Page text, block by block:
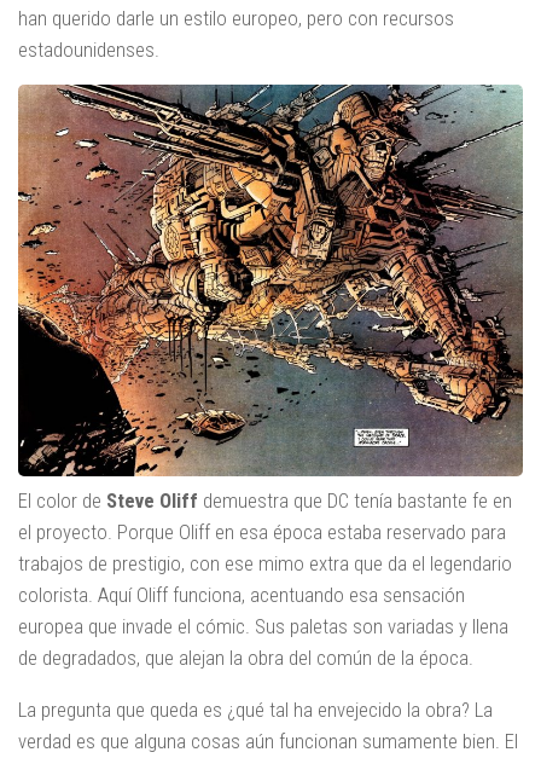
han querido darle un estilo europeo, pero con recursos
estadounidenses.
El color de Steve Oliff demuestra que DC tenía bastante fe en
el proyecto. Porque Oliff en esa época estaba reservado para
trabajos de prestigio, con ese mimo extra que da el legendario
colorista. Aquí Oliff funciona, acentuando esa sensación
europea que invade el cómic. Sus paletas son variadas y llena
de degradados, que alejan la obra del común de la época.
La pregunta que queda es ¿qué tal ha envejecido la obra? La
verdad es que alguna cosas aún funcionan sumamente bien. El